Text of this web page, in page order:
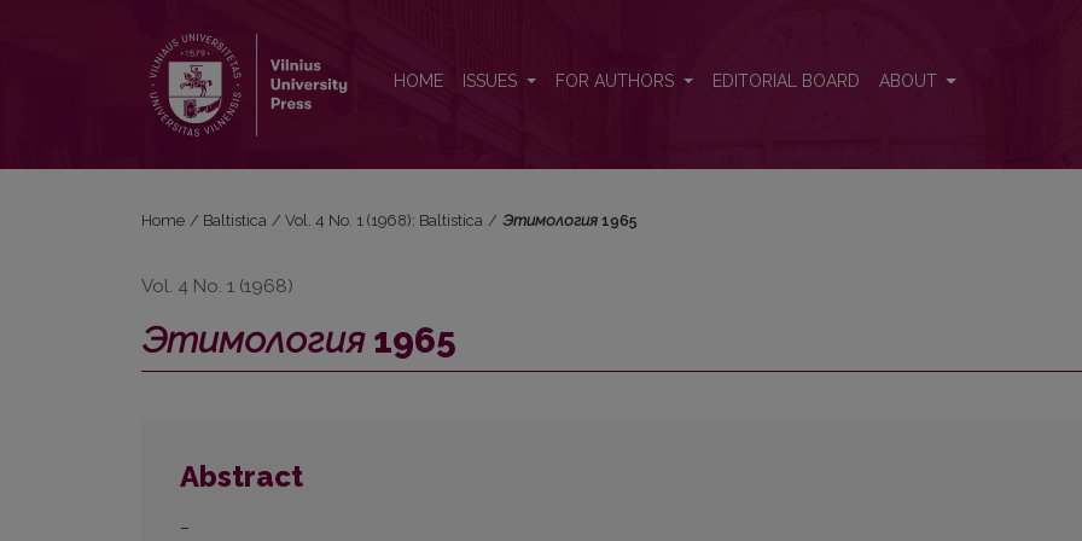
HOME ISSUES FOR AUTHORS EDITORIAL BOARD ABOUT
Home / Baltistica / Vol. 4 No. 1 (1968): Baltistica / Этимология1965
Vol. 4 No. 1 (1968)
Этимология1965
Abstract
–